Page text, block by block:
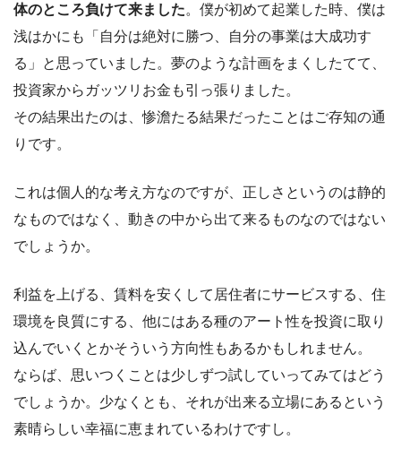
体のところ負けて来ました。僕が初めて起業した時、僕は
浅はかにも「自分は絶対に勝つ、自分の事業は大成功す
る」と思っていました。夢のような計画をまくしたてて、
投資家からガッツリお金も引っ張りました。
その結果出たのは、惨澹たる結果だったことはご存知の通
りです。
これは個人的な考え方なのですが、正しさというのは静的
なものではなく、動きの中から出て来るものなのではない
でしょうか。
利益を上げる、賃料を安くして居住者にサービスする、住
環境を良質にする、他にはある種のアート性を投資に取り
込んでいくとかそういう方向性もあるかもしれません。
ならば、思いつくことは少しずつ試していってみてはどう
でしょうか。少なくとも、それが出来る立場にあるという
素晴らしい幸福に恵まれているわけですし。